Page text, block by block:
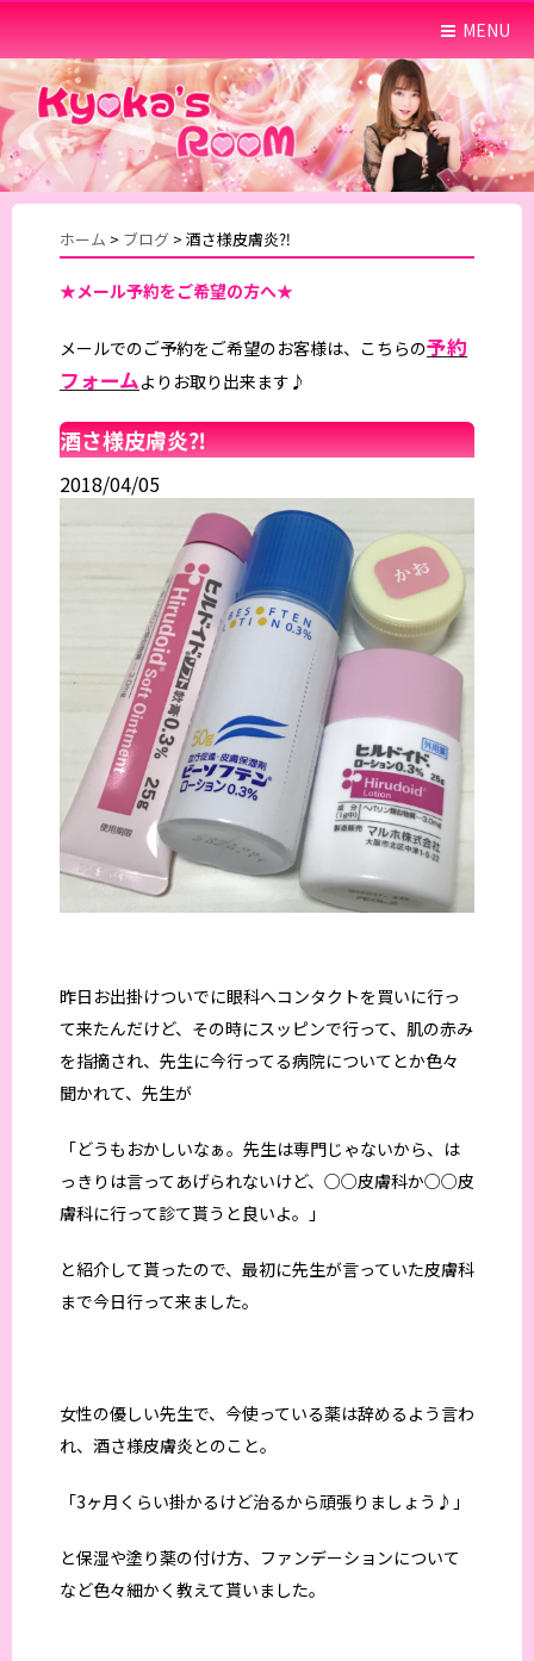
MENU
ホーム > ブログ > 酒さ様皮膚炎⁈
★メール予約をご希望の方へ★
メールでのご予約をご希望のお客様は、こちらの予約
フォームよりお取り出来ます♪
酒さ様皮膚炎⁈
2018/04/05
昨日お出掛けついでに眼科へコンタクトを買いに行っ
て来たんだけど、その時にスッピンで行って、肌の赤み
を指摘され、先生に今行ってる病院についてとか色々
聞かれて、先生が
「どうもおかしいなぁ。先生は専門じゃないから、は
っきりは言ってあげられないけど、○○皮膚科か○○皮
膚科に行って診て貰うと良いよ。」
と紹介して貰ったので、最初に先生が言っていた皮膚科
まで今日行って来ました。
女性の優しい先生で、今使っている薬は辞めるよう言わ
れ、酒さ様皮膚炎とのこと。
「3ヶ月くらい掛かるけど治るから頑張りましょう♪」
と保湿や塗り薬の付け方、ファンデーションについて
など色々細かく教えて貰いました。